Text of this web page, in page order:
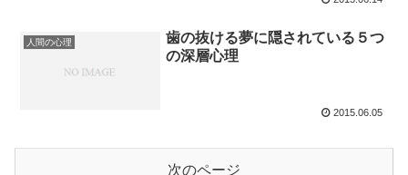
人間の心理
歯の抜ける夢に隠されている５つ
の深層心理
2015.06.05
次のページ